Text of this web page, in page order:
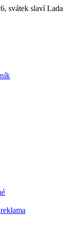
, svátek slavíLada